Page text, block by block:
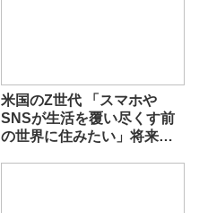
米国のZ世代 「スマホや
SNSが生活を覆い尽くす前
の世界に住みたい」将来に